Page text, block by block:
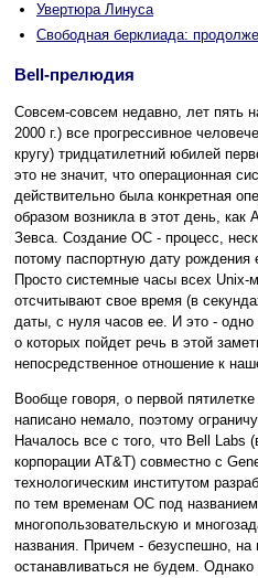
Увертюра Линуса
Свободная берклиада:
Bell-прелюдия
Совсем-совсем недавно, лет пять
2000 г.) все прогрессивное
кругу) тридцатилетний юбилей
это не значит, что операционная
действительно была конкретная
образом возникла в этот день,
Зевса. Создание ОС - процесс,
потому паспортную дату рождения
Просто системные часы всех
отсчитывают свое время (в
даты, с нуля часов ее. И это -
о которых пойдет речь в этой
непосредственное отношение к
Вообще говоря, о первой пятилетке
написано немало, поэтому
Началось все с того, что Bell Labs
корпорации AT&T) совместно с
технологическим институтом
по тем временам ОС под
многопользовательскую и
названия. Причем - безуспешно, на
останавливаться не будем. Однако